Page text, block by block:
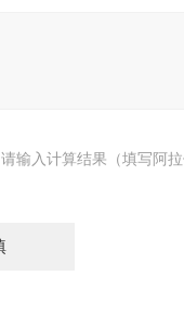
请输入计算结果（填写阿